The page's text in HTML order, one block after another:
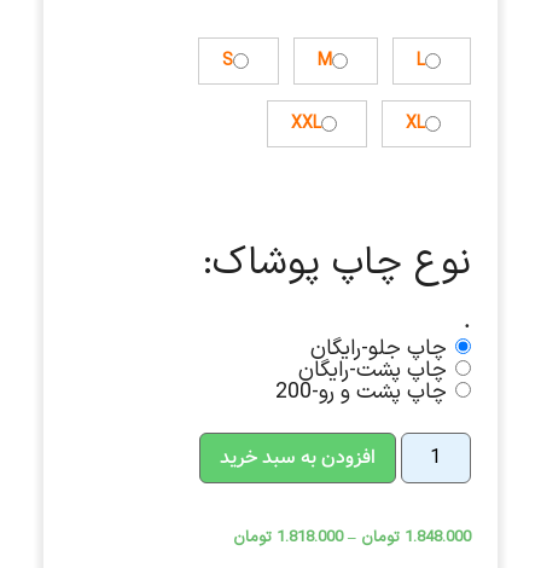
L
M
S
XL
XXL
نوع چاپ پوشاک:
.
چاپ جلو-رایگان
چاپ پشت-رایگان
چاپ پشت و رو-200
افزودن به سبد خرید
1.848.000 تومان –
1.818.000 تومان